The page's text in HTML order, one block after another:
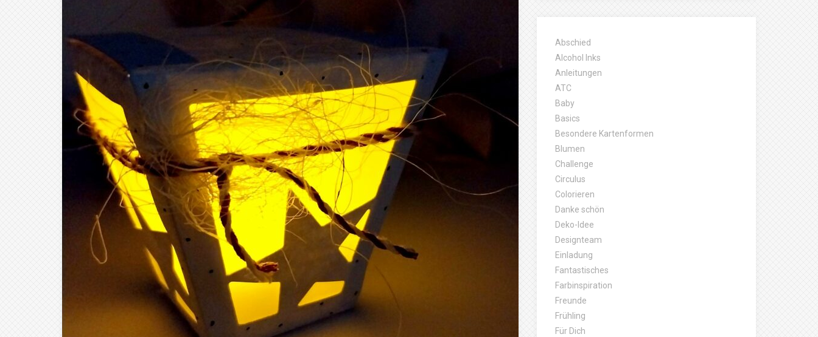
Abschied
Alcohol Inks
Anleitungen
ATC
Baby
Basics
Besondere Kartenformen
Blumen
Challenge
Circulus
Colorieren
Danke schön
Deko-Idee
Designteam
Einladung
Fantastisches
Farbinspiration
Freunde
Frühling
Für Dich